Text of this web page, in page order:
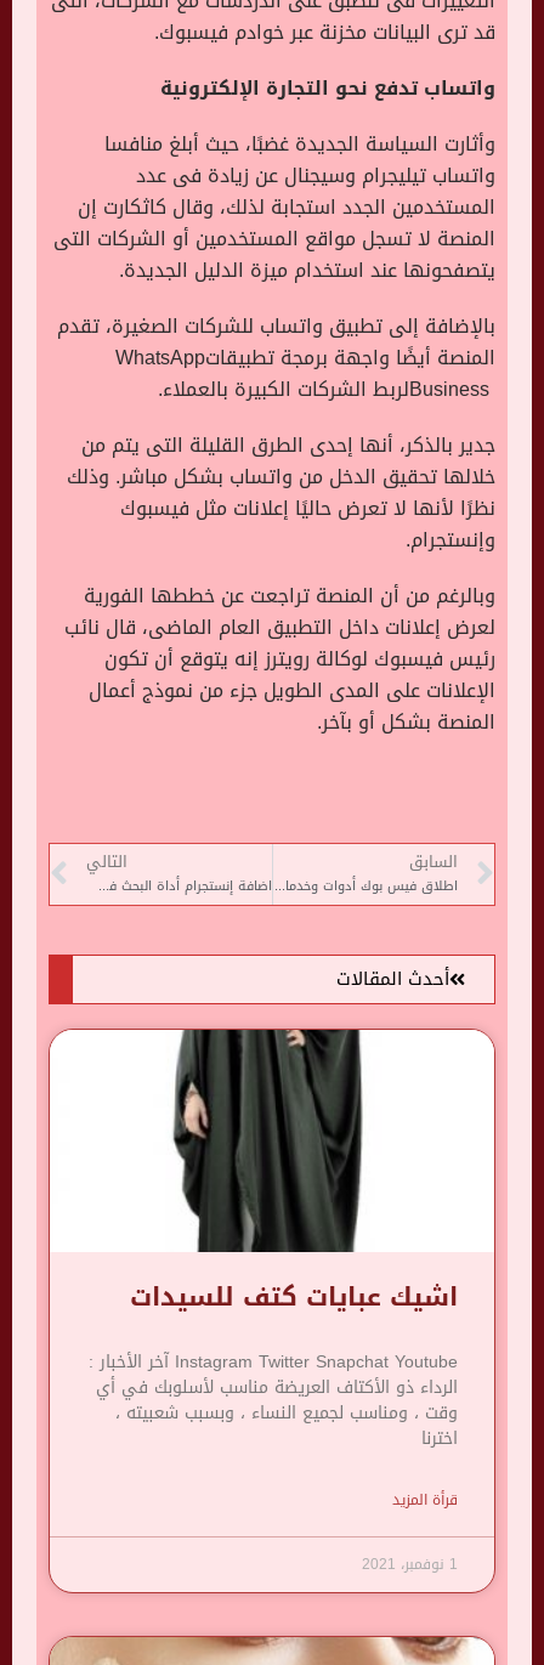
قد ترى البيانات مخزنة عبر خوادم فيسبوك.
واتساب تدفع نحو التجارة الإلكترونية
وأثارت السياسة الجديدة غضبًا، حيث أبلغ منافسا
واتساب تيليجرام وسيجنال عن زيادة فى عدد
المستخدمين الجدد استجابة لذلك، وقال كاثكارت إن
المنصة لا تسجل مواقع المستخدمين أو الشركات التى
يتصفحونها عند استخدام ميزة الدليل الجديدة.
بالإضافة إلى تطبيق واتساب للشركات الصغيرة، تقدم
المنصة أيضًا واجهة برمجة تطبيقاتWhatsApp
Businessلربط الشركات الكبيرة بالعملاء.
جدير بالذكر، أنها إحدى الطرق القليلة التى يتم من
خلالها تحقيق الدخل من واتساب بشكل مباشر. وذلك
نظرًا لأنها لا تعرض حاليًا إعلانات مثل فيسبوك
وإنستجرام.
وبالرغم من أن المنصة تراجعت عن خططها الفورية
لعرض إعلانات داخل التطبيق العام الماضى، قال نائب
رئيس فيسبوك لوكالة رويترز إنه يتوقع أن تكون
الإعلانات على المدى الطويل جزء من نموذج أعمال
المنصة بشكل أو بآخر.
السابق
اطلاق فيس بوك أدوات وخدمات رسائل جديدة للعلامات التجارية
التالي
اضافة إنستجرام أداة البحث فى الخريطة الجديدة
أحدث المقالات
اشيك عبايات كتف للسيدات
Instagram Twitter Snapchat Youtube آخر الأخبار :
الرداء ذو ​​الأكتاف العريضة مناسب لأسلوبك في أي
وقت ، ومناسب لجميع النساء ، وبسبب شعبيته ،
اخترنا
قرأة المزيد
1 نوفمبر، 2021